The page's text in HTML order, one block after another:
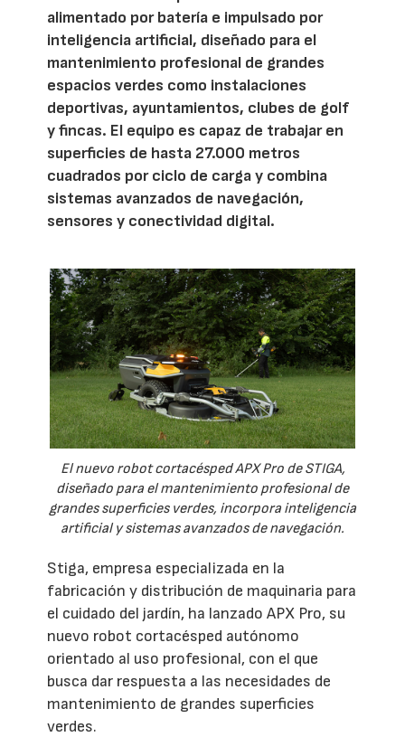
alimentado por batería e impulsado por
inteligencia artificial, diseñado para el
mantenimiento profesional de grandes
espacios verdes como instalaciones
deportivas, ayuntamientos, clubes de golf
y fincas. El equipo es capaz de trabajar en
superficies de hasta 27.000 metros
cuadrados por ciclo de carga y combina
sistemas avanzados de navegación,
sensores y conectividad digital.
El nuevo robot cortacésped APX Pro de STIGA,
diseñado para el mantenimiento profesional de
grandes superficies verdes, incorpora inteligencia
artificial y sistemas avanzados de navegación.
Stiga, empresa especializada en la
fabricación y distribución de maquinaria para
el cuidado del jardín, ha lanzado APX Pro, su
nuevo robot cortacésped autónomo
orientado al uso profesional, con el que
busca dar respuesta a las necesidades de
mantenimiento de grandes superficies
verdes.